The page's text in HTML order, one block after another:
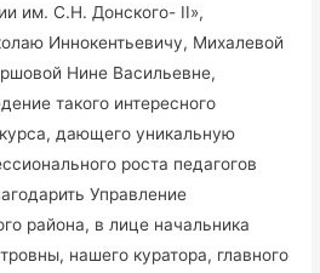
им. С.Н. Донского- II»,
Иннокентьевичу, Михалевой
Нине Васильевне,
такого интересного
дающего уникальную
роста педагогов
Управление
района, в лице начальника
нашего куратора, главного